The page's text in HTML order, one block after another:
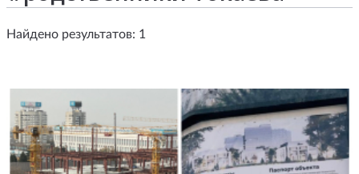
Найдено результатов: 1